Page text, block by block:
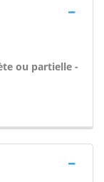
ou partielle -